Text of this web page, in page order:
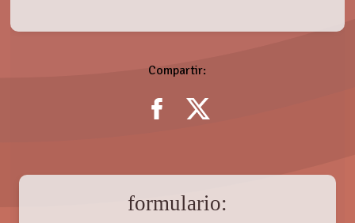
Compartir:
formulario: